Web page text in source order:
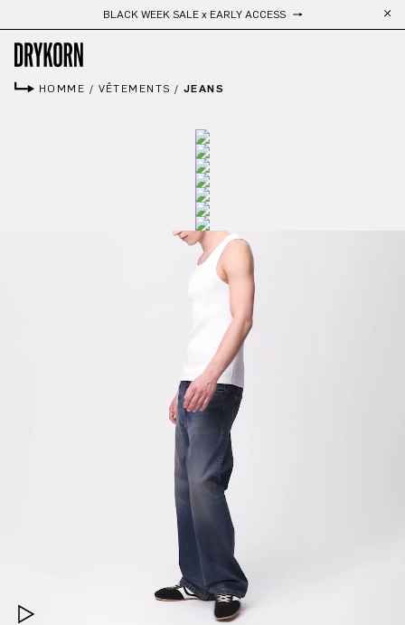
Passer au contenu principal
Livraison gratuite
HOMME / VÊTEMENTS / JEANS